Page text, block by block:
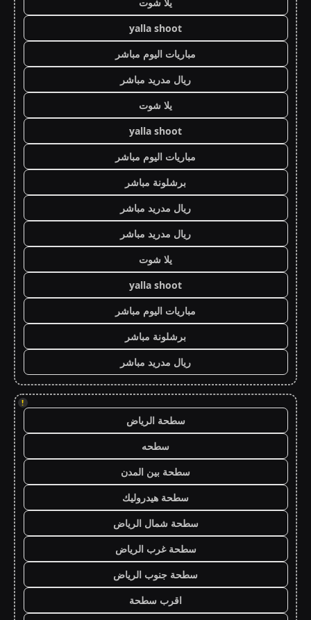
yalla shoot
مباريات اليوم مباشر
ريال مدريد مباشر
يلا شوت
yalla shoot
مباريات اليوم مباشر
برشلونة مباشر
ريال مدريد مباشر
ريال مدريد مباشر
يلا شوت
yalla shoot
مباريات اليوم مباشر
برشلونة مباشر
ريال مدريد مباشر
!
سطحة الرياض
سطحه
سطحة بين المدن
سطحة هيدروليك
سطحة شمال الرياض
سطحة غرب الرياض
سطحة جنوب الرياض
اقرب سطحة